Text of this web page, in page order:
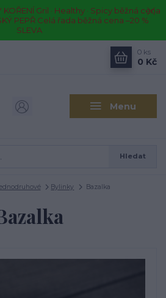
KOŘENÍ Gril · Healthy · Spicy běžná cena
PEPŘ Celá řada běžná cena –20 %
SLEVA
Menu
Hledat
0 ks
0 Kč
Bylinky Bazalka